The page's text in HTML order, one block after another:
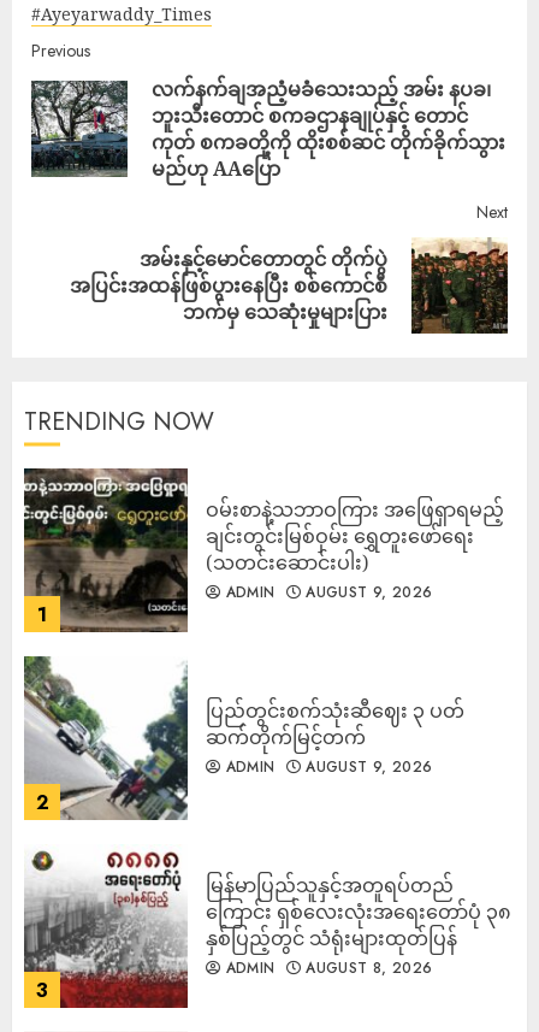
#Ayeyarwaddy_Times
Previous
လက်နက်ချအညံ့မခံသေးသည့် အမ်း နပခ၊
ဘူးသီးတောင် စကခဌာနချုပ်နှင့် တောင်
ကုတ် စကခတို့ကို ထိုးစစ်ဆင် တိုက်ခိုက်သွား
မည်ဟု AAပြော
Next
အမ်းနှင့်မောင်တောတွင် တိုက်ပွဲ
အပြင်းအထန်ဖြစ်ပွားနေပြီး စစ်ကောင်စီ
ဘက်မှ သေဆုံးမှုများပြား
TRENDING NOW
1
ဝမ်းစာနဲ့သဘာဝကြား အဖြေရှာရမည့်
ချင်းတွင်းမြစ်ဝှမ်း ရွှေတူးဖော်ရေး
(သတင်းဆောင်းပါး)
ADMIN AUGUST 9, 2026
2
ပြည်တွင်းစက်သုံးဆီဈေး ၃ ပတ်
ဆက်တိုက်မြင့်တက်
ADMIN AUGUST 9, 2026
3
မြန်မာပြည်သူနှင့်အတူရပ်တည်
ကြောင်း ရှစ်လေးလုံးအရေးတော်ပုံ ၃၈
နှစ်ပြည့်တွင် သံရုံးများထုတ်ပြန်
ADMIN AUGUST 8, 2026